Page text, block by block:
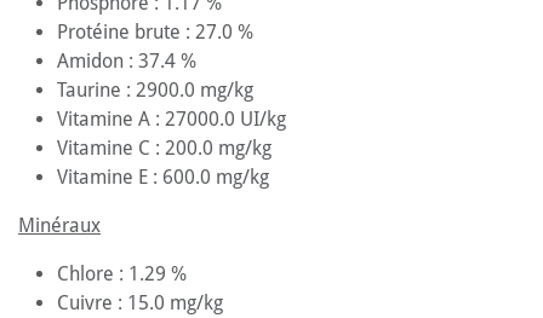
Protéine brute : 27.0 %
Amidon : 37.4 %
Taurine : 2900.0 mg/kg
Vitamine A : 27000.0 UI/kg
Vitamine C : 200.0 mg/kg
Vitamine E : 600.0 mg/kg
Minéraux
Chlore : 1.29 %
Cuivre : 15.0 mg/kg